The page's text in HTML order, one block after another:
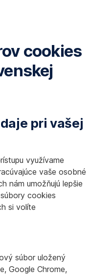
cookies
pri vašej
využívame
vaše osobné
nám umožňujú lepšie
cookies
si volíte
súbor uložený
Google Chrome,